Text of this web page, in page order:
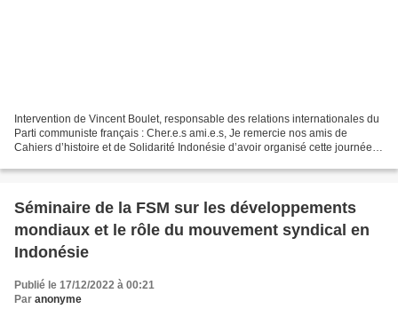
Intervention de Vincent Boulet, responsable des relations internationales du
Parti communiste français : Cher.e.s ami.e.s, Je remercie nos amis de
Cahiers d’histoire et de Solidarité Indonésie d’avoir organisé cette journée
Séminaire de la FSM sur les développements
mondiaux et le rôle du mouvement syndical en
Indonésie
Publié le 17/12/2022 à 00:21
Par anonyme